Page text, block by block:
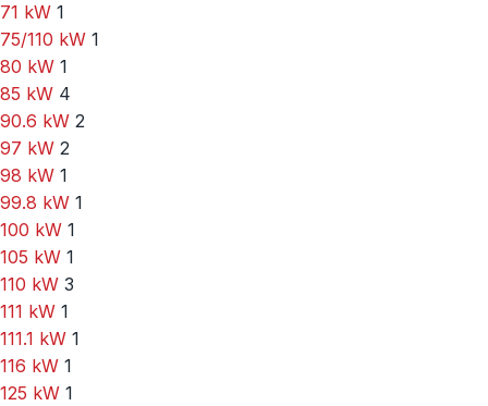
71 kW 1
75/110 kW 1
80 kW 1
85 kW 4
90.6 kW 2
97 kW 2
98 kW 1
99.8 kW 1
100 kW 1
105 kW 1
110 kW 3
111 kW 1
111.1 kW 1
116 kW 1
125 kW 1